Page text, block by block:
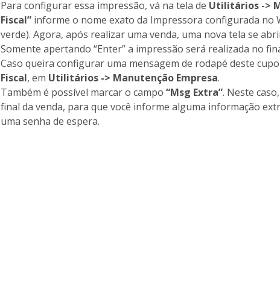
Para configurar essa impressão, vá na tela de Utilitários ->
Fiscal” informe o nome exato da Impressora configurada no
verde). Agora, após realizar uma venda, uma nova tela se
Somente apertando “Enter” a impressão será realizada no
Caso queira configurar uma mensagem de rodapé deste
Fiscal, em Utilitários -> Manutenção Empresa.
Também é possível marcar o campo“Msg Extra”. Neste
final da venda, para que você informe alguma informação
uma senha de espera.